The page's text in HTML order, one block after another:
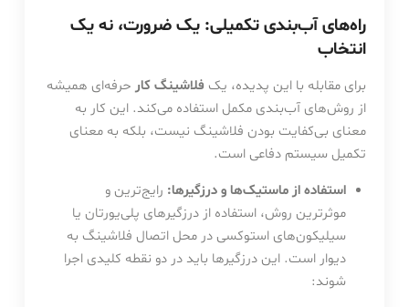
راه‌های آب‌بندی تکمیلی: یک ضرورت، نه یک
انتخاب
برای مقابله با این پدیده، یک فلاشینگ کارحرفه‌ای همیشه
از روش‌های آب‌بندی مکمل استفاده می‌کند. این کار به
معنای بی‌کفایت بودن فلاشینگ نیست، بلکه به معنای
تکمیل سیستم دفاعی است.
استفاده از ماستیک‌ها و درزگیرها: رایج‌ترین و
موثرترین روش، استفاده از درزگیرهای پلی‌یورتان یا
سیلیکون‌های استوکسی در محل اتصال فلاشینگ به
دیوار است. این درزگیرها باید در دو نقطه کلیدی اجرا
شوند: